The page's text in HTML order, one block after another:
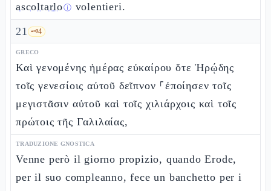
ascoltarloⓘ volentieri.
21 🗝️4
GRECO
Καὶ γενομένης ἡμέρας εὐκαίρου ὅτε Ἡρῴδης
τοῖς γενεσίοις αὐτοῦ δεῖπνον ⸀ἐποίησεν τοῖς
μεγιστᾶσιν αὐτοῦ καὶ τοῖς χιλιάρχοις καὶ τοῖς
πρώτοις τῆς Γαλιλαίας,
TRADUZIONE GNOSTICA
Venne però il giorno propizio, quando Erode,
per il suo compleanno, fece un banchetto per i